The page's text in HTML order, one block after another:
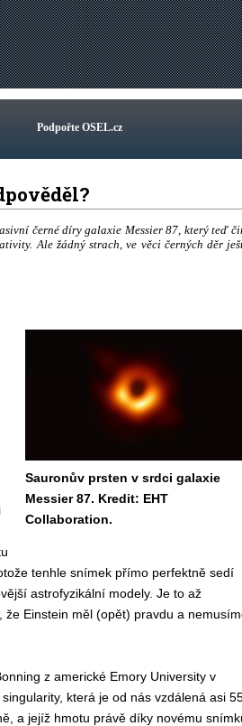
Podpořte OSEL.cz
černé díry galaxie Messier 87, který teď
Ale žádný strach, ve věci černých děr
Sauronův prsten v srdci galaxie
Messier 87. Kredit: EHT
Collaboration.
tenhle snímek přímo perfektně sedí
astrofyzikální modely. Je to až
Einstein měl (opět) pravdu a
z americké Emory University v
která je od nás vzdálená asi
a jejíž hmotu právě díky novému